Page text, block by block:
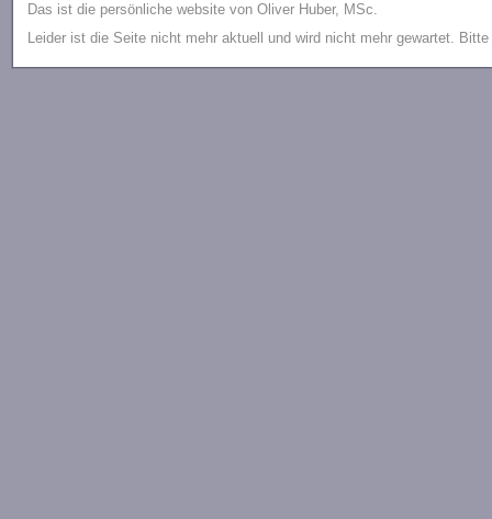
Das ist die persönliche website von Oliver Huber, MSc.
Leider ist die Seite nicht mehr aktuell und wird nicht mehr gewartet.